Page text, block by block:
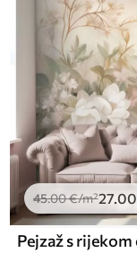
45.00€/m²27.00